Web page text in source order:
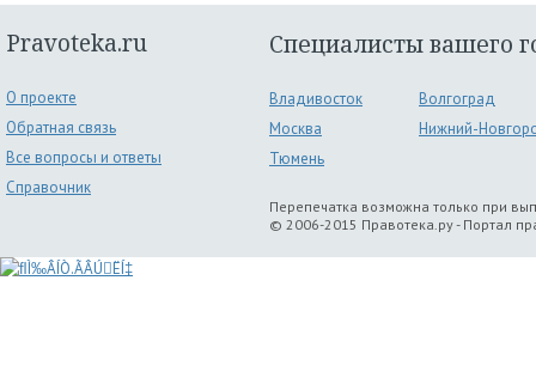
Pravoteka.ru
О проекте
Обратная связь
Все вопросы и ответы
Справочник
Специалисты вашего
Владивосток
Волгоград
Москва
Нижний-
Тюмень
Перепечатка возможна только при
© 2006-2015 Правотека.ру - Портал